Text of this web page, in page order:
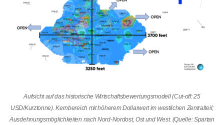
Aufsicht auf das historische Wirtschaftsbewertungsmodell (Cut-off: 25
USD/Kurztonne). Kernbereich mit höherem Dollarwert im westlichen Zentralteil;
Ausdehnungsmöglichkeiten nach Nord-Nordost, Ost und West. (Quelle: Spartan